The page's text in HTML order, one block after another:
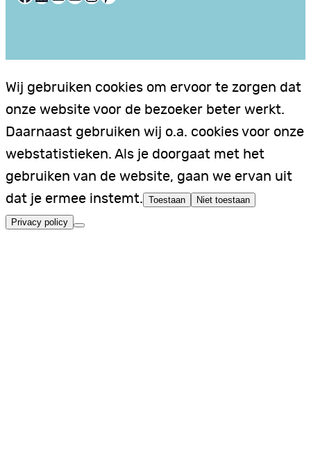
Wij gebruiken cookies om ervoor te zorgen dat
onze website voor de bezoeker beter werkt.
Daarnaast gebruiken wij o.a. cookies voor onze
webstatistieken. Als je doorgaat met het
gebruiken van de website, gaan we ervan uit
dat je ermee instemt. Toestaan Niet toestaan
Privacy policy